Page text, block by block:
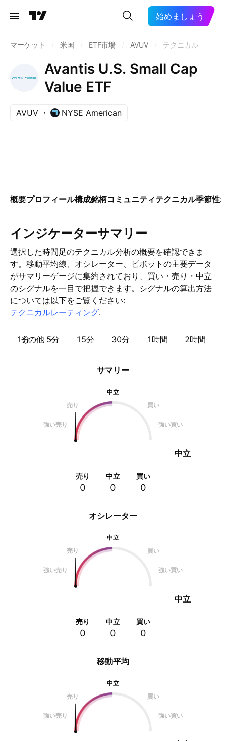
始めましょう
マーケット 米国 ETF市場 AVUV テクニカル
Avantis U.S. Small Cap
Value ETF
AVUV NYSE American
概要プロフィール構成銘柄コミュニティテクニカル季節性
インジケーターサマリー
選択した時間足のテクニカル分析の概要を確認できま
す。移動平均線、オシレーター、ピボットの主要データ
がサマリーゲージに集約されており、買い・売り・中立
のシグナルを一目で把握できます。シグナルの算出方法
については以下をご覧ください:
テクニカルレーティング.
1分 5分 15分 30分 1時間 2時間
その他
オシレーター
中立
売り
買い
強い売り 強い買い
中立
売り
0
中立
0
買い
0
サマリー
中立
売り
買い
強い売り 強い買い
中立
売り
0
中立
0
買い
0
移動平均
中立
売り
買い
強い売り 強い買い